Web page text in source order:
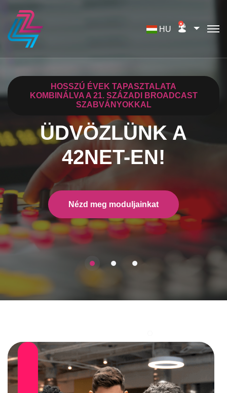
HU
HOSSZÚ ÉVEK TAPASZTALATA
KOMBINÁLVA A 21. SZÁZADI BROADCAST
SZABVÁNYOKKAL
ÜDVÖZLÜNK A
42NET-EN!
Nézd meg moduljainkat